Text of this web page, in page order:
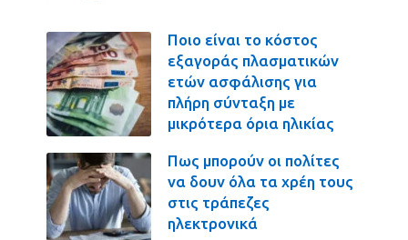
Ποιο είναι το κόστος
εξαγοράς πλασματικών
ετών ασφάλισης για
πλήρη σύνταξη με
μικρότερα όρια ηλικίας
Πως μπορούν οι πολίτες
να δουν όλα τα χρέη τους
στις τράπεζες
ηλεκτρονικά